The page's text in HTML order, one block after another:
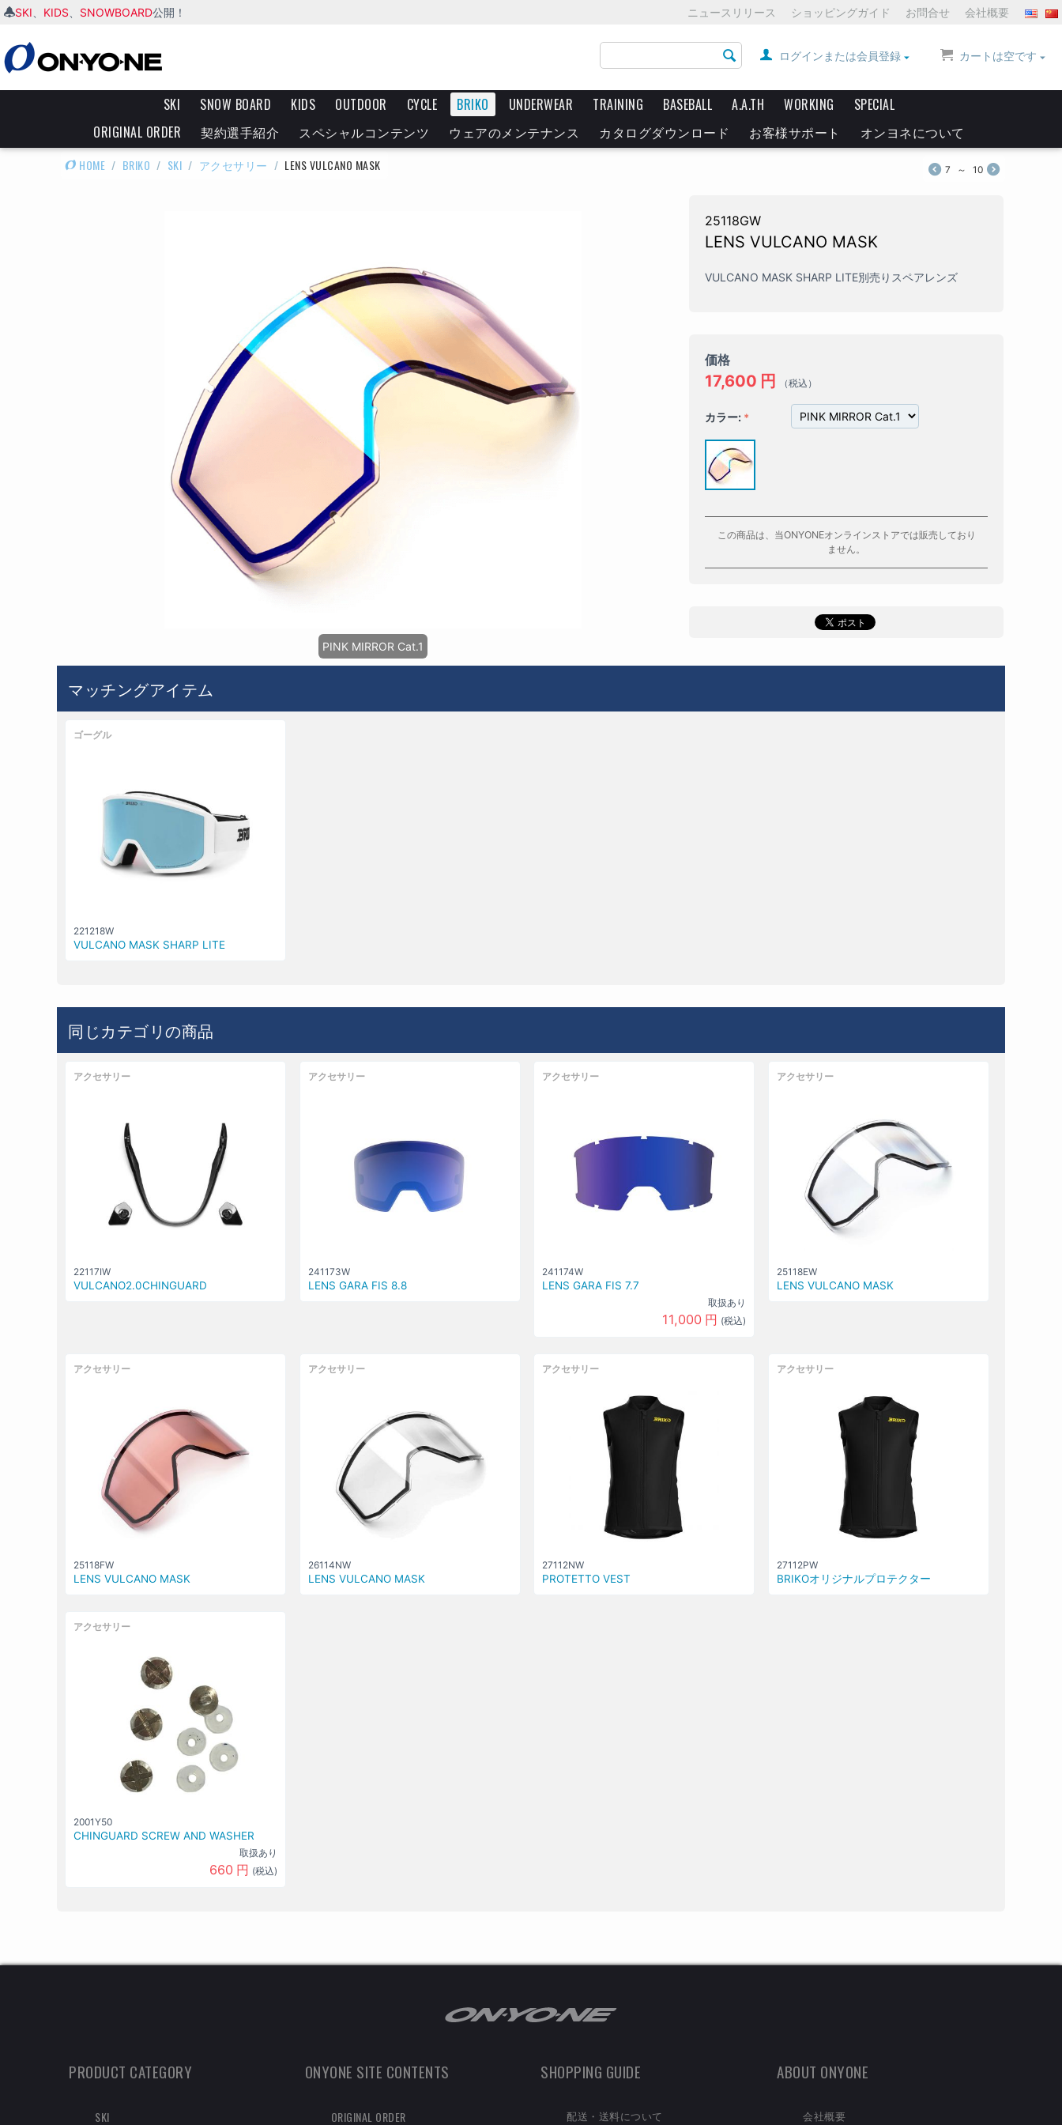
SKI KIDS SNOWBOARD公開！ ニュースリリース ショッピングガイド お問合せ 会社概要
カートは空です
ログインまたは会員登録
SKI SNOW BOARD KIDS OUTDOOR CYCLE BRIKO UNDERWEAR TRAINING BASEBALL A.A.TH WORKING
SPECIAL
ORIGINAL ORDER
契約選手紹介 スペシャルコンテンツ ウェアのメンテナンス カタログダウンロード お客様サポート オンヨネについて
HOME / BRIKO / SKI / アクセサリー / LENS VULCANO MASK 7 ～ 10
PINK MIRROR Cat.1
25118GW
LENS VULCANO MASK
VULCANO MASK SHARP LITE別売りスペアレンズ
価格
17,600 円 （税込）
カラー:
この商品は、当ONYONEオンラインストアでは販売しており
ません。
マッチングアイテム
ゴーグル
221218W
VULCANO MASK SHARP LITE
同じカテゴリの商品
アクセサリー
22117IW
VULCANO2.0CHINGUARD
アクセサリー
241173W
LENS GARA FIS 8.8
アクセサリー
241174W
LENS GARA FIS 7.7
取扱あり
11,000 円 (税込)
アクセサリー
25118EW
LENS VULCANO MASK
アクセサリー
25118FW
LENS VULCANO MASK
アクセサリー
26114NW
LENS VULCANO MASK
アクセサリー
27112NW
PROTETTO VEST
アクセサリー
27112PW
BRIKOオリジナルプロテクター
アクセサリー
2001Y50
CHINGUARD SCREW AND WASHER
取扱あり
660 円 (税込)
PRODUCT CATEGORY
SKI
ONYONE SITE CONTENTS
ORIGINAL ORDER
SHOPPING GUIDE
配送・送料について
ABOUT ONYONE
会社概要